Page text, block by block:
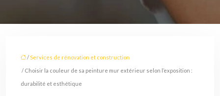
/Services de rénovation et construction
/ Choisir la couleur de sa peinture mur extérieur selon l’exposition :
durabilité et esthétique